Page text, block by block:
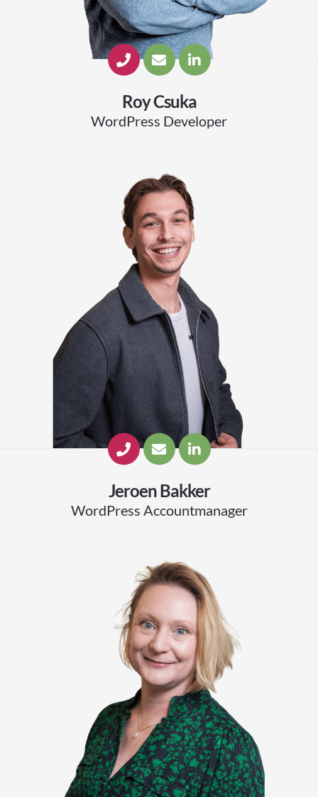
Roy Csuka
WordPress Developer
Jeroen Bakker
WordPress Accountmanager